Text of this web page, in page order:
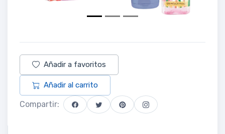
Añadir a favoritos
Añadir al carrito
Compartir: